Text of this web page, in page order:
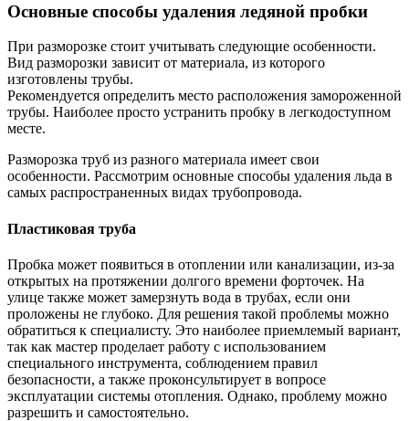
Основные способы удаления ледяной пробки
При разморозке стоит учитывать следующие особенности.
Вид разморозки зависит от материала, из которого
изготовлены трубы.
Рекомендуется определить место расположения замороженной
трубы. Наиболее просто устранить пробку в легкодоступном
месте.
Разморозка труб из разного материала имеет свои
особенности. Рассмотрим основные способы удаления льда в
самых распространенных видах трубопровода.
Пластиковая труба
Пробка может появиться в отоплении или канализации, из-за
открытых на протяжении долгого времени форточек. На
улице также может замерзнуть вода в трубах, если они
проложены не глубоко. Для решения такой проблемы можно
обратиться к специалисту. Это наиболее приемлемый вариант,
так как мастер проделает работу с использованием
специального инструмента, соблюдением правил
безопасности, а также проконсультирует в вопросе
эксплуатации системы отопления. Однако, проблему можно
разрешить и самостоятельно.